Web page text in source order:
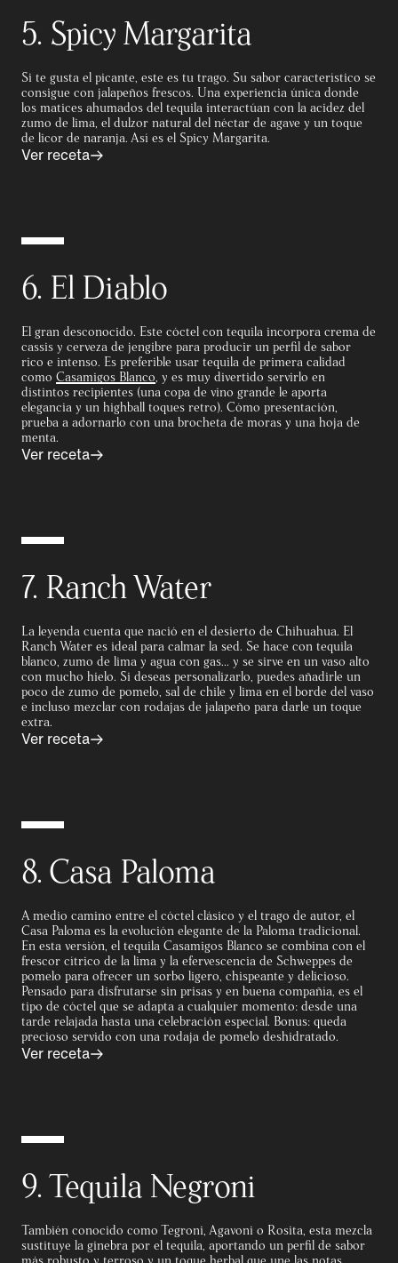
5. Spicy Margarita
Si te gusta el picante, este es tu trago. Su sabor característico se
consigue con jalapeños frescos. Una experiencia única donde
los matices ahumados del tequila interactúan con la acidez del
zumo de lima, el dulzor natural del néctar de agave y un toque
de licor de naranja. Así es el Spicy Margarita.
Ver receta
6. El Diablo
El gran desconocido. Este cóctel con tequila incorpora crema de
cassis y cerveza de jengibre para producir un perfil de sabor
rico e intenso. Es preferible usar tequila de primera calidad
como Casamigos Blanco , y es muy divertido servirlo en
distintos recipientes (una copa de vino grande le aporta
elegancia y un highball toques retro). Cómo presentación,
prueba a adornarlo con una brocheta de moras y una hoja de
menta.
Ver receta
7. Ranch Water
La leyenda cuenta que nació en el desierto de Chihuahua. El
Ranch Water es ideal para calmar la sed. Se hace con tequila
blanco, zumo de lima y agua con gas... y se sirve en un vaso alto
con mucho hielo. Si deseas personalizarlo, puedes añadirle un
poco de zumo de pomelo, sal de chile y lima en el borde del vaso
e incluso mezclar con rodajas de jalapeño para darle un toque
extra.
Ver receta
8. Casa Paloma
A medio camino entre el cóctel clásico y el trago de autor, el
Casa Paloma es la evolución elegante de la Paloma tradicional.
En esta versión, el tequila Casamigos Blanco se combina con el
frescor cítrico de la lima y la efervescencia de Schweppes de
pomelo para ofrecer un sorbo ligero, chispeante y delicioso.
Pensado para disfrutarse sin prisas y en buena compañía, es el
tipo de cóctel que se adapta a cualquier momento: desde una
tarde relajada hasta una celebración especial. Bonus: queda
precioso servido con una rodaja de pomelo deshidratado.
Ver receta
9. Tequila Negroni
También conocido como Tegroni, Agavoni o Rosita, esta mezcla
sustituye la ginebra por el tequila, aportando un perfil de sabor
más robusto y terroso y un toque herbal que une las notas